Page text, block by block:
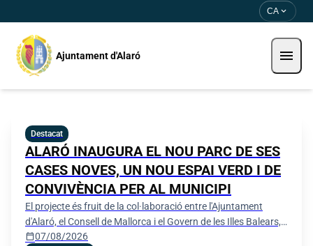
CA expand_more
Ajuntament d'Alaró menu
Destacat
ALARÓ INAUGURA EL NOU PARC DE SES
CASES NOVES, UN NOU ESPAI VERD I DE
CONVIVÈNCIA PER AL MUNICIPI
El projecte és fruit de la col·laboració entre l'Ajuntament
d'Alaró, el Consell de Mallorca i el Govern de les Illes Balears,
que han fet possible la transformació d'aquest espai en un
calendar_today07/08/2026